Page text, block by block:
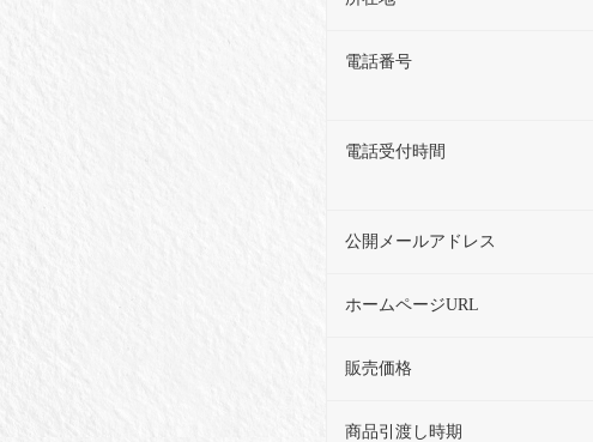
電話番号
電話受付時間
公開メールアドレス
ホームページURL
販売価格
商品引渡し時期